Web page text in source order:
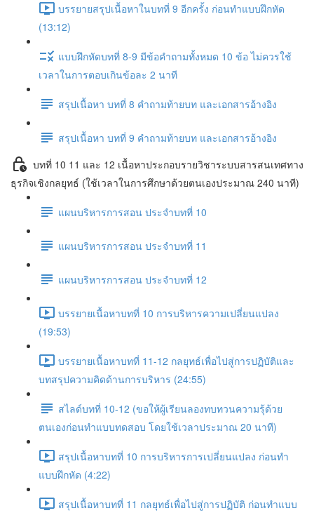
บรรยายสรุปเนื้อหาในบทที่ 9 อีกครั้ง ก่อนทำแบบฝึกหัด
(13:12)
แบบฝึกหัดบทที่ 8-9 มีข้อคำถามทั้งหมด 10 ข้อ ไม่ควรใช้
เวลาในการตอบเกินข้อละ 2 นาที
สรุปเนื้อหา บทที่ 8 คำถามท้ายบท และเอกสารอ้างอิง
สรุปเนื้อหา บทที่ 9 คำถามท้ายบท และเอกสารอ้างอิง
บทที่ 10 11 และ 12 เนื้อหาประกอบรายวิชาระบบสารสนเทศทาง
ธุรกิจเชิงกลยุทธ์ (ใช้เวลาในการศึกษาด้วยตนเองประมาณ 240 นาที)
แผนบริหารการสอน ประจำบทที่ 10
แผนบริหารการสอน ประจำบทที่ 11
แผนบริหารการสอน ประจำบทที่ 12
บรรยายเนื้อหาบทที่ 10 การบริหารความเปลี่ยนแปลง
(19:53)
บรรยายเนื้อหาบทที่ 11-12 กลยุทธ์เพื่อไปสู่การปฏิบัติและ
บทสรุปความคิดด้านการบริหาร (24:55)
สไลด์บทที่ 10-12 (ขอให้ผู้เรียนลองทบทวนความรุ้ด้วย
ตนเองก่อนทำแบบทดสอบ โดยใช้เวลาประมาณ 20 นาที)
สรุปเนื้อหาบทที่ 10 การบริหารการเปลี่ยนแปลง ก่อนทำ
แบบฝึกหัด (4:22)
สรุปเนื้อหาบทที่ 11 กลยุทธ์เพื่อไปสู่การปฏิบัติ ก่อนทำแบบ